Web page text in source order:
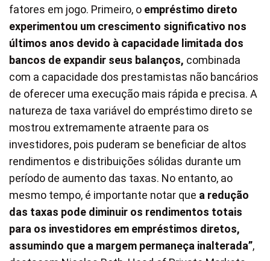
fatores em jogo. Primeiro, o empréstimo direto
experimentou um crescimento significativo nos
últimos anos devido à capacidade limitada dos
bancos de expandir seus balanços, combinada
com a capacidade dos prestamistas não bancários
de oferecer uma execução mais rápida e precisa. A
natureza de taxa variável do empréstimo direto se
mostrou extremamente atraente para os
investidores, pois puderam se beneficiar de altos
rendimentos e distribuições sólidas durante um
período de aumento das taxas. No entanto, ao
mesmo tempo, é importante notar que a redução
das taxas pode diminuir os rendimentos totais
para os investidores em empréstimos diretos,
assumindo que a margem permaneça inalterada”,